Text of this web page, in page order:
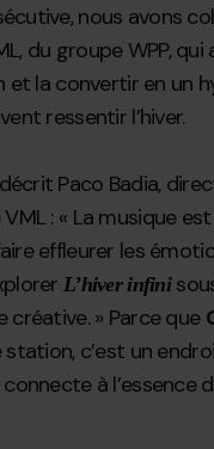
nous avons
du groupe WPP,
et la convertir en un
ressentir l’hiver.
Paco Badia,
: « La musique
effleurer les
L’hiver infini
créative. » Parce que
station, c’est un
à l’essence